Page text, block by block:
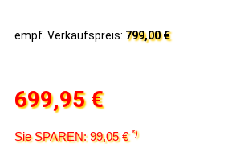
empf. Verkaufspreis: 799,00 €
699,95 €
Sie SPAREN: 99,05 €*)